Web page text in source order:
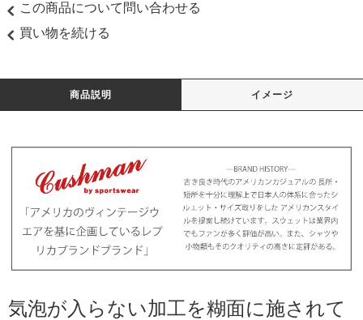
この商品について問い合わせる
買い物を続ける
商品説明 イメージ
気泡が入らない加工を糊面に施されて